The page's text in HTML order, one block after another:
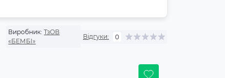
Виробник: ТзОВ
«БЕМБІ»
Відгуки: 0